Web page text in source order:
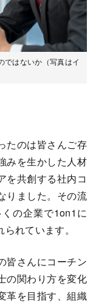
ではないか（写真はイ
たのは皆さんご存
みを生かした人材
を共創する社内コ
りました。その流
の企業で1on1に
れています。
皆さんにコーチン
の関わり方を変化
革を目指す、組織